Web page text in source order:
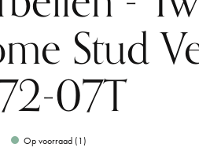
Stud
07T
Op voorraad (1)